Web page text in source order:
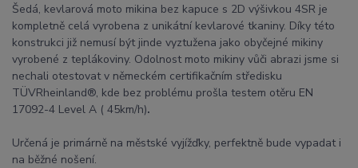
Šedá, kevlarová moto mikina bez kapuce s 2D výšivkou 4SR je
kompletně celá vyrobena z unikátní kevlarové tkaniny. Díky této
konstrukci již nemusí být jinde vyztužena jako obyčejné mikiny
vyrobené z teplákoviny. Odolnost moto mikiny vůči abrazi jsme si
nechali otestovat v německém certifikačním středisku
TÜVRheinland®, kde bez problému prošla testem otěru EN
17092-4 Level A ( 45km/h).
Určená je primárně na městské vyjížďky, perfektně bude vypadat i
na běžné nošení.